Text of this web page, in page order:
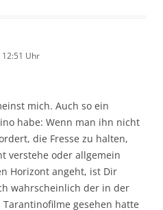
Uhr
mich. Auch so ein
habe: Wenn man ihn nicht
die Fresse zu halten,
verstehe oder allgemein
Horizont angeht, ist Dir
wahrscheinlich der in der
gesehen hatte